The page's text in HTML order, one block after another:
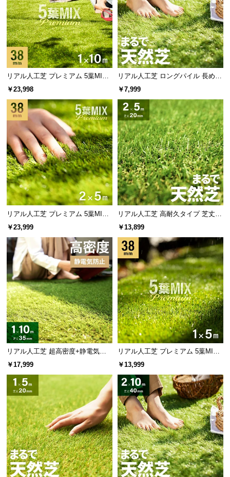
リアル人工芝 プレミアム 5葉MI
X・質感をさらに追求 芝丈38mm 1
￥23,998
リアル人工芝 ロングパイル 長めで
ふかふかの質感 芝丈40mm 1×10m
￥7,999
リアル人工芝 プレミアム 5葉MI
X・質感をさらに追求 芝丈38mm 2
￥23,999
リアル人工芝 高耐久タイプ 芝丈20
mm 2×5m 防草シート付（自然な見
た目追求・U字ピン）
￥13,899
リアル人工芝 超高密度+静電気防
止 高耐久タイプ・質感を追求 芝丈
￥17,999
リアル人工芝 プレミアム 5葉MI
X・質感をさらに追求 芝丈38mm 1
￥13,999